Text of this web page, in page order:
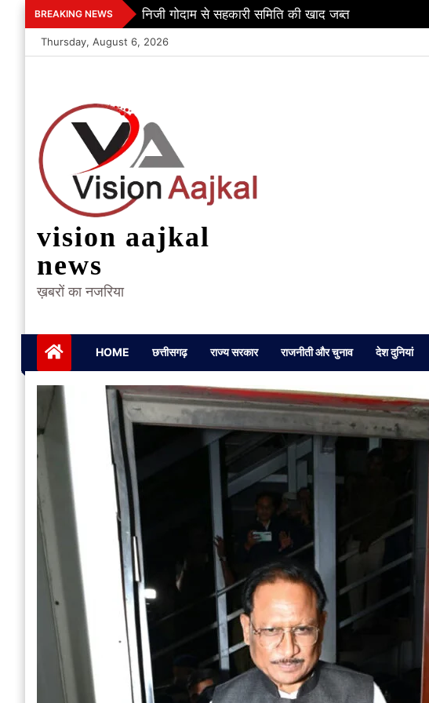
Skip
to
content
BREAKING NEWS निजी गोदाम से सहकारी समिति की खाद जब्त
Thursday, August 6, 2026
vision aajkal
news
ख़बरों का नजरिया
HOME छत्तीसगढ़ राज्य सरकार राजनीती और चुनाव देश दुनियां